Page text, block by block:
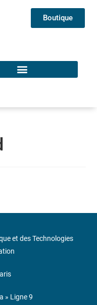
Boutique
et des Technologies
» Ligne 9